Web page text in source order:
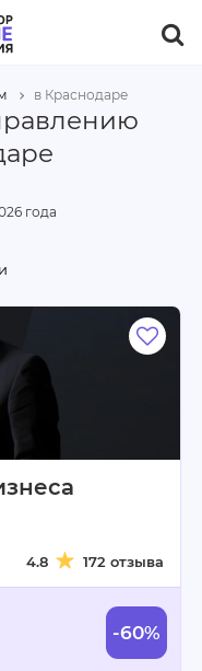
в Краснодаре
4.8 172 отзыва
-60%
года